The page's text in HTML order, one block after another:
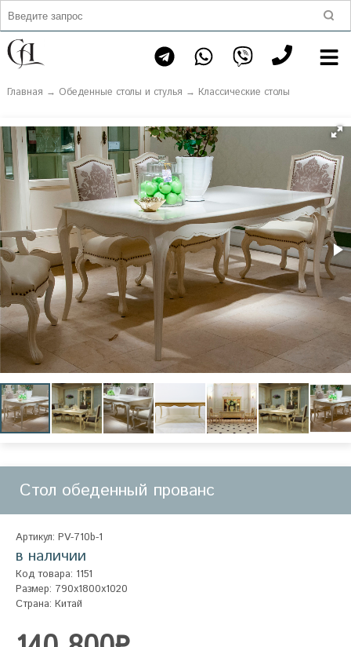
Главная → Обеденные столы и стулья → Классические столы
Стол обеденный прованс
Артикул: PV-710b-1
в наличии
Код товара: 1151
Размер: 790x1800x1020
Страна: Китай